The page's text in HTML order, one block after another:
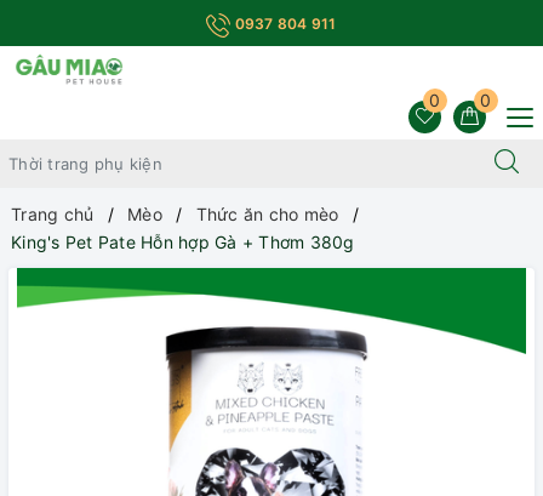
0937 804 911
0
0
Trang chủ Mèo
Thức ăn cho mèo
King's Pet Pate Hỗn hợp Gà + Thơm 380g